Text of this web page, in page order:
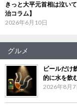
きっと大平元首相は泣い
治コラム】
2026年6月10日
グルメ
ビールだけ
的に水を飲
2026年8月7